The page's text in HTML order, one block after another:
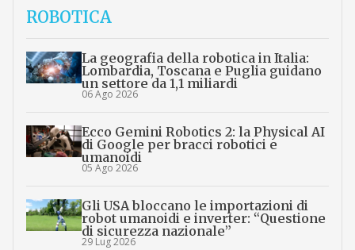
ROBOTICA
La geografia della robotica in Italia:
Lombardia, Toscana e Puglia guidano
un settore da 1,1 miliardi
06 Ago 2026
Ecco Gemini Robotics 2: la Physical AI
di Google per bracci robotici e
umanoidi
05 Ago 2026
Gli USA bloccano le importazioni di
robot umanoidi e inverter: “Questione
di sicurezza nazionale”
29 Lug 2026